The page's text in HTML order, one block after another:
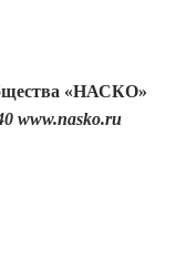
«НАСКО»
www.nasko.ru